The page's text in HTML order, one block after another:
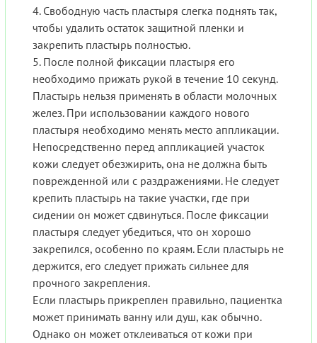
4. Свободную часть пластыря слегка поднять так,
чтобы удалить остаток защитной пленки и
закрепить пластырь полностью.
5. После полной фиксации пластыря его
необходимо прижать рукой в ​​течение 10 секунд.
Пластырь нельзя применять в области молочных
желез. При использовании каждого нового
пластыря необходимо менять место аппликации.
Непосредственно перед аппликацией участок
кожи следует обезжирить, она не должна быть
поврежденной или с раздражениями. Не следует
крепить пластырь на такие участки, где при
сидении он может сдвинуться. После фиксации
пластыря следует убедиться, что он хорошо
закрепился, особенно по краям. Если пластырь не
держится, его следует прижать сильнее для
прочного закрепления.
Если пластырь прикреплен правильно, пациентка
может принимать ванну или душ, как обычно.
Однако он может отклеиваться от кожи при